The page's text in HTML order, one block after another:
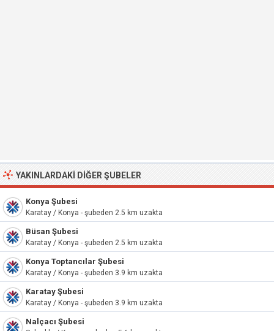
YAKINLARDAKI DIĞER ŞUBELER
Konya Şubesi
Karatay / Konya - şubeden 2.5 km uzakta
Büsan Şubesi
Karatay / Konya - şubeden 2.5 km uzakta
Konya Toptancılar Şubesi
Karatay / Konya - şubeden 3.9 km uzakta
Karatay Şubesi
Karatay / Konya - şubeden 3.9 km uzakta
Nalçacı Şubesi